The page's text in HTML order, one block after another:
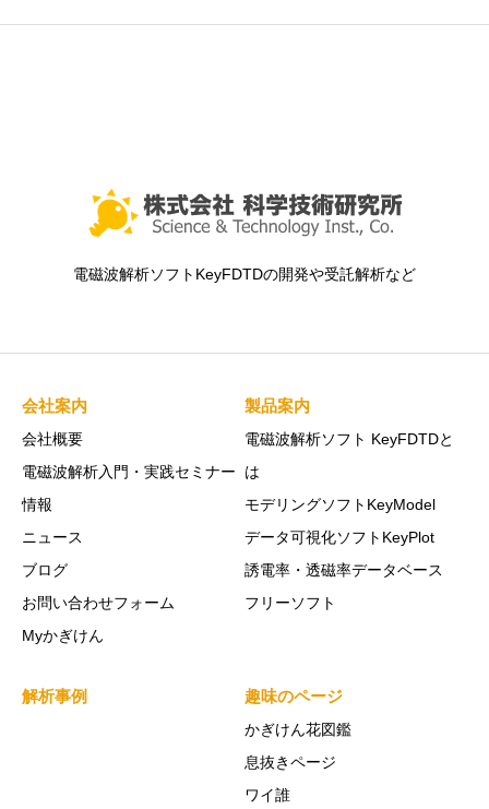
電磁波解析ソフトKeyFDTDの開発や受託解析など
会社案内
会社概要
電磁波解析入門・実践セミナー
情報
ニュース
ブログ
お問い合わせフォーム
Myかぎけん
製品案内
電磁波解析ソフト KeyFDTDと
は
モデリングソフトKeyModel
データ可視化ソフトKeyPlot
誘電率・透磁率データベース
フリーソフト
解析事例 趣味のページ
かぎけん花図鑑
息抜きページ
ワイ誰